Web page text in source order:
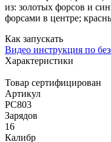
из: золотых форсов и
форсами в центре;
Как запускать
Видео инструкция по
Характеристики
Товар сертифицирован
Артикул
РС803
Зарядов
16
Калибр